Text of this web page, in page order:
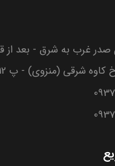
صدر غرب به شرق - بعد از
شرقی (منزوی) - پ 12 - ط 2